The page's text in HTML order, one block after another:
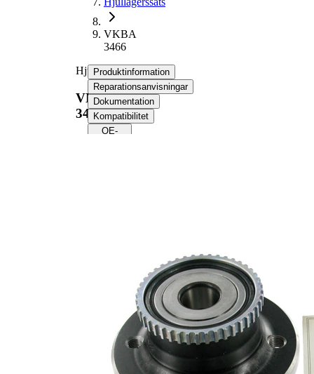
VKBA
3466
Hjullagerssats
VKBA
3466
Produktinformation
Reparationsanvisningar
Dokumentation
Kompatibilitet
OE-
sensorring
Produktlista
Artikelnamn Artikelnummer
Antal
SKF00316
1
SKF04513 1